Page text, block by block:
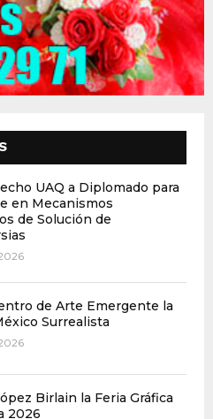
UAQ a Diplomado para
en Mecanismos
de Solución de
de Arte Emergente la
Surrealista
Birlain la Feria Gráfica
2026